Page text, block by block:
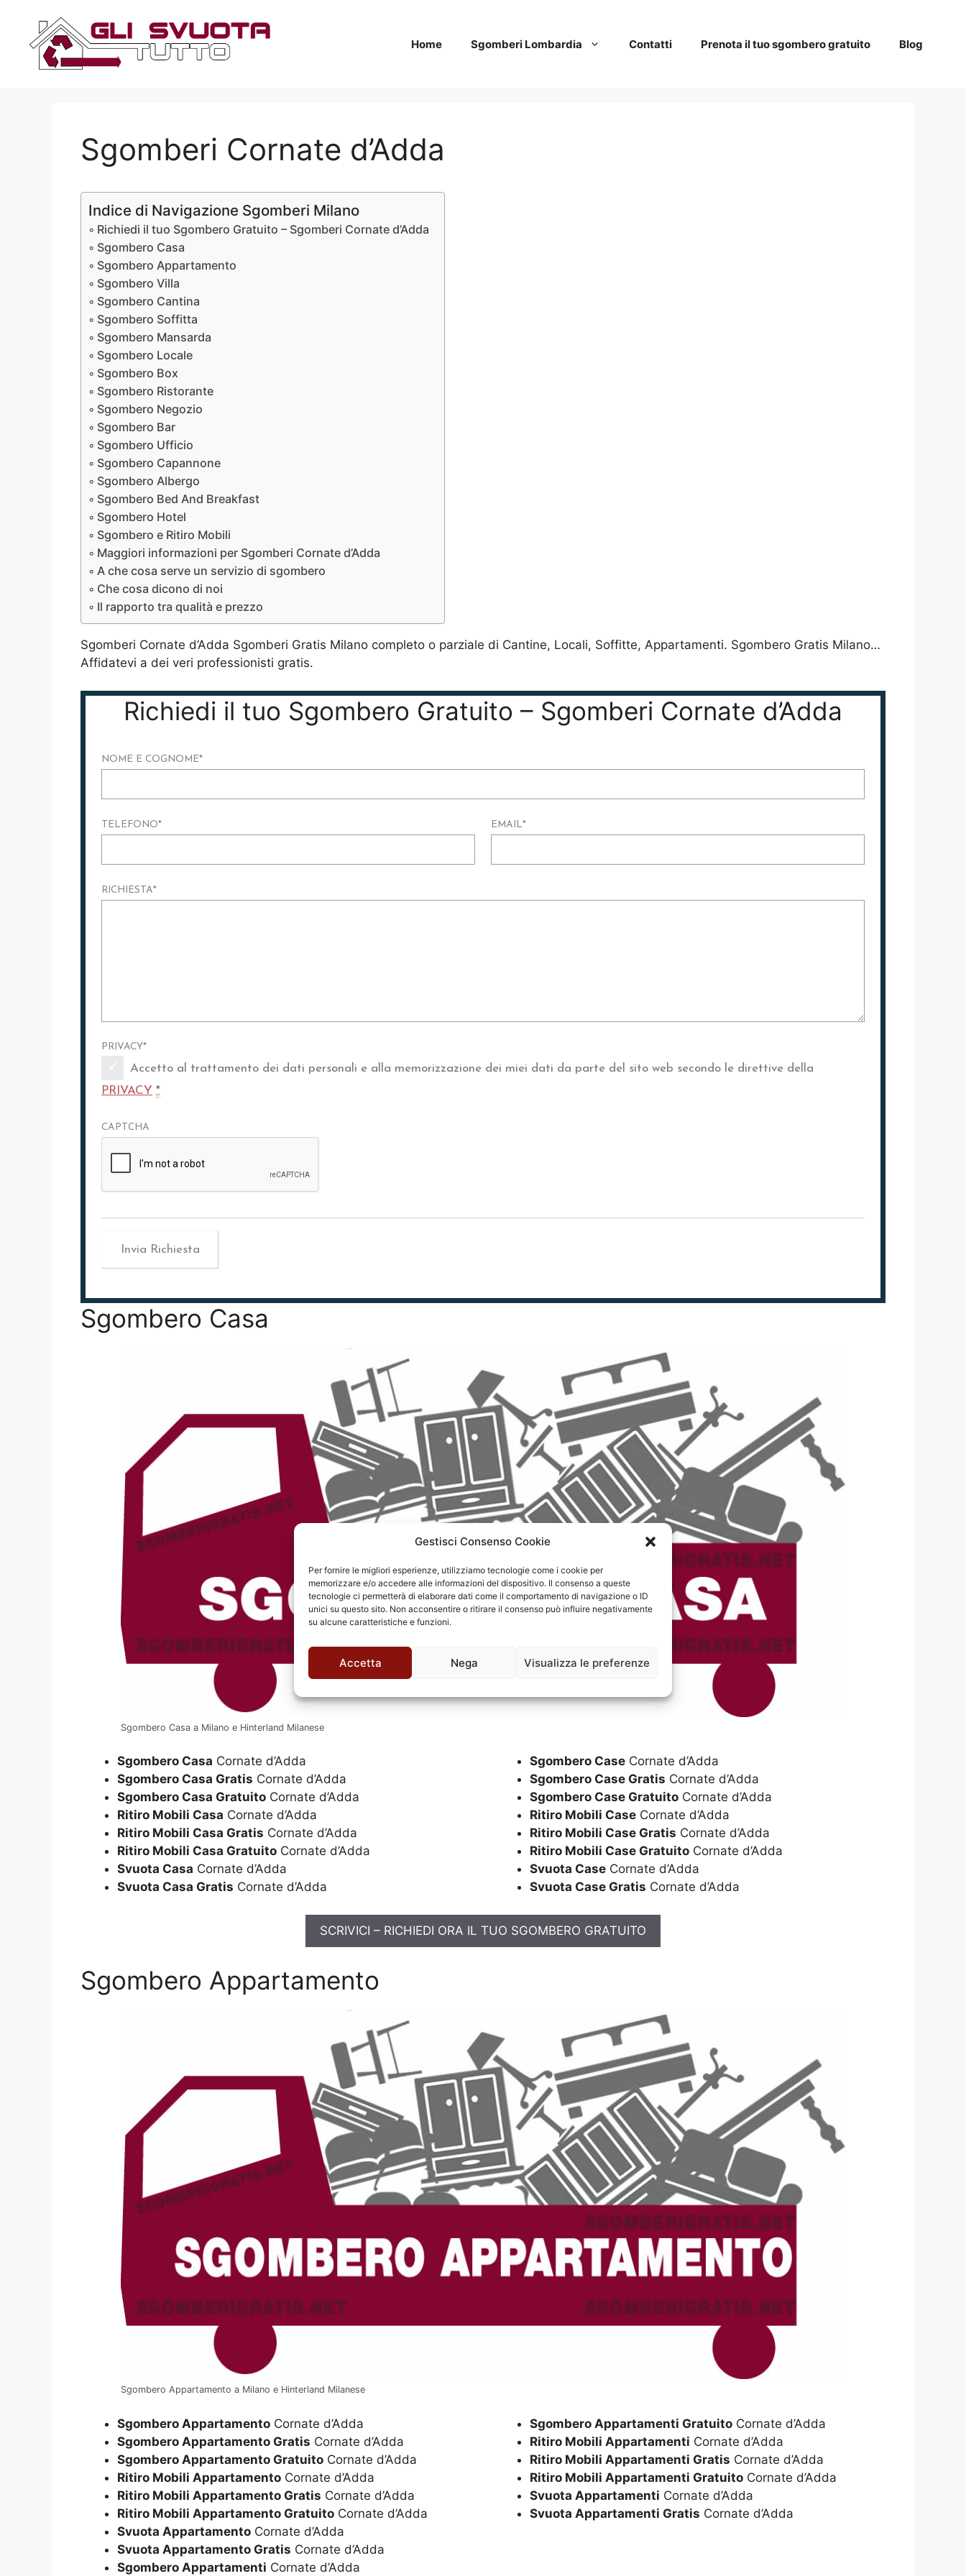
Gestisci Consenso Cookie
Per fornire le migliori esperienze, utilizziamo tecnologie come i cookie per
memorizzare e/o accedere alle informazioni del dispositivo. Il consenso a queste
tecnologie ci permetterà di elaborare dati come il comportamento di navigazione o ID
unici su questo sito. Non acconsentire o ritirare il consenso può influire negativamente
su alcune caratteristiche e funzioni.
Accetta Nega Visualizza le preferenze
contenuto
Home Sgomberi Lombardia Contatti Prenota il tuo sgombero gratuito Blog
Sgomberi Cornate d’Adda
Indice di Navigazione Sgomberi Milano
Richiedi il tuo Sgombero Gratuito – Sgomberi Cornate d’Adda
Sgombero Casa
Sgombero Appartamento
Sgombero Villa
Sgombero Cantina
Sgombero Soffitta
Sgombero Mansarda
Sgombero Locale
Sgombero Box
Sgombero Ristorante
Sgombero Negozio
Sgombero Bar
Sgombero Ufficio
Sgombero Capannone
Sgombero Albergo
Sgombero Bed And Breakfast
Sgombero Hotel
Sgombero e Ritiro Mobili
Maggiori informazioni per Sgomberi Cornate d’Adda
A che cosa serve un servizio di sgombero
Che cosa dicono di noi
Il rapporto tra qualità e prezzo
Sgomberi Cornate d’Adda Sgomberi Gratis Milano completo o parziale di Cantine, Locali, Soffitte, Appartamenti. Sgombero Gratis Milano…
Affidatevi a dei veri professionisti gratis.
Richiedi il tuo Sgombero Gratuito – Sgomberi Cornate d’Adda
NOME E COGNOME*
TELEFONO* EMAIL*
RICHIESTA*
PRIVACY*
Accetto al trattamento dei dati personali e alla memorizzazione dei miei dati da parte del sito web secondo le direttive della
PRIVACY *
CAPTCHA
Sgombero Casa
Sgombero Casa a Milano e Hinterland Milanese
Sgombero Casa Cornate d’Adda
Sgombero Casa Gratis Cornate d’Adda
Sgombero Casa Gratuito Cornate d’Adda
Ritiro Mobili Casa Cornate d’Adda
Ritiro Mobili Casa Gratis Cornate d’Adda
Ritiro Mobili Casa Gratuito Cornate d’Adda
Svuota Casa Cornate d’Adda
Svuota Casa Gratis Cornate d’Adda
Sgombero Case Cornate d’Adda
Sgombero Case Gratis Cornate d’Adda
Sgombero Case Gratuito Cornate d’Adda
Ritiro Mobili Case Cornate d’Adda
Ritiro Mobili Case Gratis Cornate d’Adda
Ritiro Mobili Case Gratuito Cornate d’Adda
Svuota Case Cornate d’Adda
Svuota Case Gratis Cornate d’Adda
SCRIVICI – RICHIEDI ORA IL TUO SGOMBERO GRATUITO
Sgombero Appartamento
Sgombero Appartamento a Milano e Hinterland Milanese
Sgombero Appartamento Cornate d’Adda
Sgombero Appartamento Gratis Cornate d’Adda
Sgombero Appartamento Gratuito Cornate d’Adda
Ritiro Mobili Appartamento Cornate d’Adda
Ritiro Mobili Appartamento Gratis Cornate d’Adda
Ritiro Mobili Appartamento Gratuito Cornate d’Adda
Svuota Appartamento Cornate d’Adda
Svuota Appartamento Gratis Cornate d’Adda
Sgombero Appartamenti Cornate d’Adda
Sgombero Appartamenti Gratuito Cornate d’Adda
Ritiro Mobili Appartamenti Cornate d’Adda
Ritiro Mobili Appartamenti Gratis Cornate d’Adda
Ritiro Mobili Appartamenti Gratuito Cornate d’Adda
Svuota Appartamenti Cornate d’Adda
Svuota Appartamenti Gratis Cornate d’Adda